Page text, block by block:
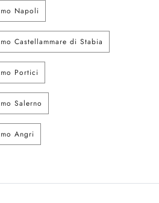
Napoli
Castellammare di Stabia
Portici
Salerno
Angri